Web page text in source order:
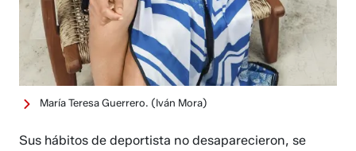
María Teresa Guerrero. (Iván Mora)
Sus hábitos de deportista no desaparecieron, se